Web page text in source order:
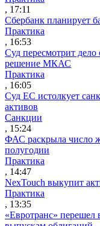
, 17:11
Сбербанк планирует
Практика
, 16:53
Суд пересмотрит дело
решение МКАС
Практика
, 16:05
Суд ЕС истолкует
активов
Санкции
, 15:24
ФАС раскрыла число
полугодии
Практика
, 14:47
NexTouch выкупит
Практика
, 13:35
«Евротранс»